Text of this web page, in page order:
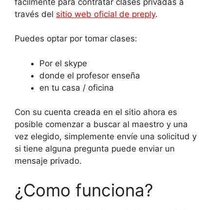
través del sitio web oficial de preply.
Puedes optar por tomar clases:
Por el skype
donde el profesor enseña
en tu casa / oficina
Con su cuenta creada en el sitio ahora es
posible comenzar a buscar al maestro y una
vez elegido, simplemente envíe una solicitud y
si tiene alguna pregunta puede enviar un
mensaje privado.
¿Como funciona?